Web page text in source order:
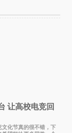
题，坚持以新时代中国
让高校电竞回
化节真的很不错，下